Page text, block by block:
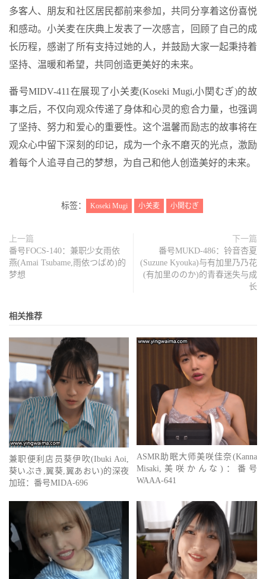
多客人、朋友和社区居民都前来参加，共同分享着这份喜悦
和感动。小关麦在庆典上发表了一次感言，回顾了自己的成
长历程，感谢了所有支持过她的人，并鼓励大家一起秉持着
坚持、温暖和希望，共同创造更美好的未来。
番号MIDV-411在展现了小关麦(Koseki Mugi,小関むぎ)的故
事之后，不仅向观众传递了身体和心灵的愈合力量，也强调
了坚持、努力和爱心的重要性。这个温馨而励志的故事将在
观众心中留下深刻的印记，成为一个永不磨灭的光点，激励
着每个人追寻自己的梦想，为自己和他人创造美好的未来。
标签： Koseki Mugi 小关麦 小関むぎ
上一篇
番号FOCS-140：兼职少女雨依
燕(Amai Tsubame,雨依つばめ)的
梦想
下一篇
番号MUKD-486：铃音杏夏
(Suzune Kyouka)与有加里乃乃花
(有加里ののか)的青春迷失与成
长
相关推荐
兼职便利店员葵伊吹(Ibuki Aoi,
葵いぶき,翼葵,翼あおい)的深夜
加班：番号MIDA-696
ASMR助眠大师美咲佳奈(Kanna
Misaki,美咲かんな)：番号
WAAA-641